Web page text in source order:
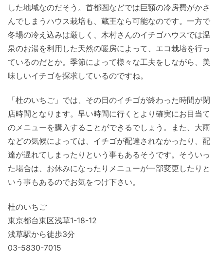
した地域なのだそう。首都圏などでは巨額の冷房費がかさ
んでしまうハウス栽培も、蔵王なら可能なのです。一方で
冬場の冷え込みは厳しく、木村さんのイチゴハウスでは温
泉のお湯を利用した天然の暖房によって、エコ栽培を行っ
ているのだとか。季節によって様々な工夫をしながら、美
味しいイチゴを探求しているのですね。
「杜のいちご」では、その日のイチゴが終わった時間が閉
店時間となります。早い時間に行くとより確実にお目当て
のメニューを購入することができるでしょう。また、大雨
などの気候によっては、イチゴが配達されなかったり、配
達が遅れてしまったりという事もあるそうです。そういっ
た場合は、お休みになったりメニューが一部変更したりと
いう事もあるのでお気をつけ下さい。
杜のいちご
東京都台東区浅草1-18-12
浅草駅から徒歩3分
03-5830-7015